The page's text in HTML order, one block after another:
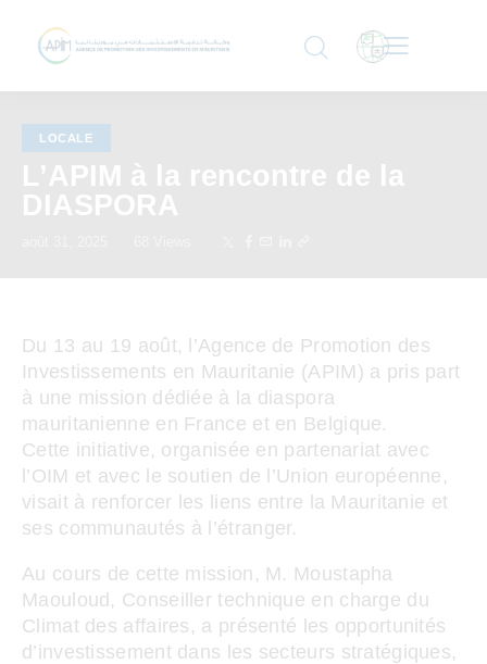
LOCALE
Du 13 au 19 août, l’Agence de Promotion des
Investissements en Mauritanie (APIM) a pris part
à une mission dédiée à la diaspora
mauritanienne en France et en Belgique.
Cette initiative, organisée en partenariat avec
l’OIM et avec le soutien de l’Union européenne,
visait à renforcer les liens entre la Mauritanie et
ses communautés à l’étranger.
Au cours de cette mission, M. Moustapha
Maouloud, Conseiller technique en charge du
Climat des affaires, a présenté les opportunités
d’investissement dans les secteurs stratégiques,